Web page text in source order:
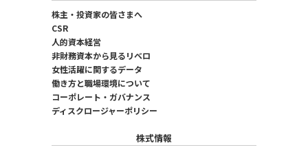
株主・投資家の皆さまへ
CSR
人的資本経営
非財務資本から見るリベロ
女性活躍に関するデータ
働き方と職場環境について
コーポレート・ガバナンス
ディスクロージャーポリシー
株式情報